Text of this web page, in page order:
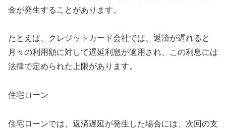
金が発生することがあります。
たとえば、クレジットカード会社では、返済が遅れると
月々の利用額に対して遅延利息が適用され、この利息には
法律で定められた上限があります。
住宅ローン
住宅ローンでは、返済遅延が発生した場合には、次回の支